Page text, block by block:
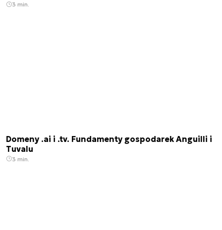
3 min.
Domeny .ai i .tv. Fundamenty gospodarek Anguilli i
Tuvalu
3 min.